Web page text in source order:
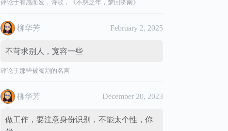
评论于有感而发，诗歌，《不惑之年，梦回济南》
柳华芳 February 2, 2025
不苛求别人，宽容一些
评论于那些被阉割的名言
柳华芳 December 20, 2023
做工作，要注意身份识别，不能太个性，你